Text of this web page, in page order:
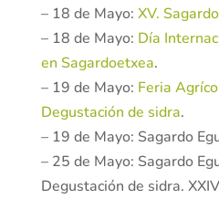
– 18 de Mayo: XV.
– 18 de Mayo: Día
en Sagardoetxea.
– 19 de Mayo: Feria
Degustación de sidra.
– 19 de Mayo: Sagardo
– 25 de Mayo: Sagardo
Degustación de sidra.